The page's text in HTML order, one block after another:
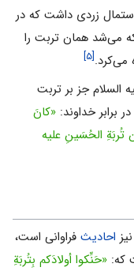
زردى داشت که در
مى‌شد همان تربت را
[۵]
جز بر تربت‌
در برابر خداوند: «کانَ
تُربَةِ الحُسَینِ علیه
نیز احادیث فراوانى است،
‌که: «حَنِّکوا أولادَکم بِتُربَةِ